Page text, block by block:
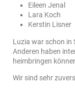
Eileen Jenal
Lara Koch
Kerstin Lisner
Luzia war schon in
Anderen haben
heimbringen
Wir sind sehr